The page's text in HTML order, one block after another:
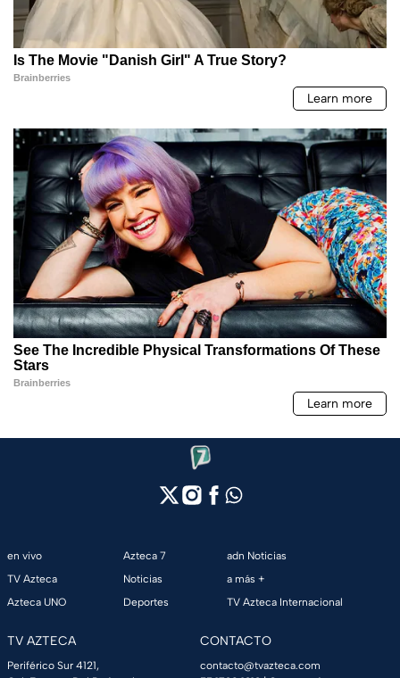
en vivo
TV Azteca
Azteca UNO
Azteca 7
Noticias
Deportes
adn Noticias
a más +
TV Azteca Internacional
TV AZTECA
Periférico Sur 4121,
CONTACTO
contacto@tvazteca.com